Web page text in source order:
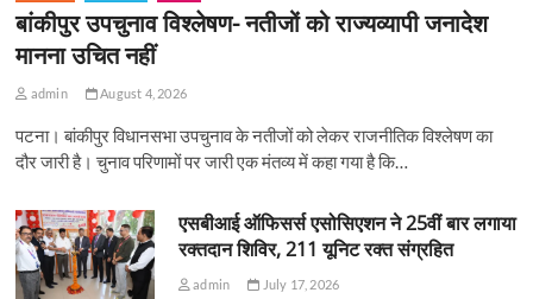
बांकीपुर उपचुनाव विश्लेषण- नतीजों को राज्यव्यापी जनादेश
मानना उचित नहीं
admin August 4, 2026
पटना। बांकीपुर विधानसभा उपचुनाव के नतीजों को लेकर राजनीतिक विश्लेषण का
दौर जारी है। चुनाव परिणामों पर जारी एक मंतव्य में कहा गया है कि…
एसबीआई ऑफिसर्स एसोसिएशन ने 25वीं बार लगाया
रक्तदान शिविर, 211 यूनिट रक्त संग्रहित
admin July 17, 2026